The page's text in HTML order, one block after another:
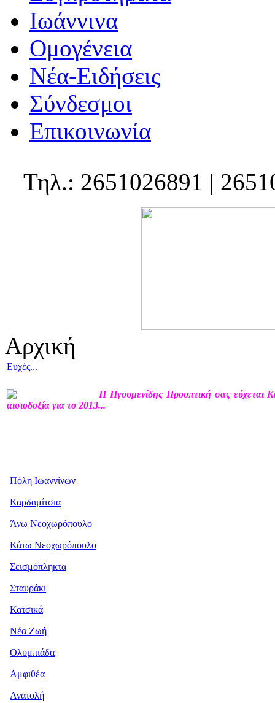
Ιωάννινα
Ομογένεια
Νέα-Ειδήσεις
Σύνδεσμοι
Επικοινωνία
Τηλ.: 2651026891 |
Αρχική
Ευχές...
Η Ηγουμενίδης Προοπτική σας εύχεται
αισιοδοξία για το 2013...
Πόλη Ιωαννίνων
Καρδαμίτσια
Άνω Νεοχωρόπουλο
Κάτω Νεοχωρόπουλο
Σεισμόπληκτα
Σταυράκι
Κατσικά
Νέα Ζωή
Ολυμπιάδα
Αμφιθέα
Ανατολή